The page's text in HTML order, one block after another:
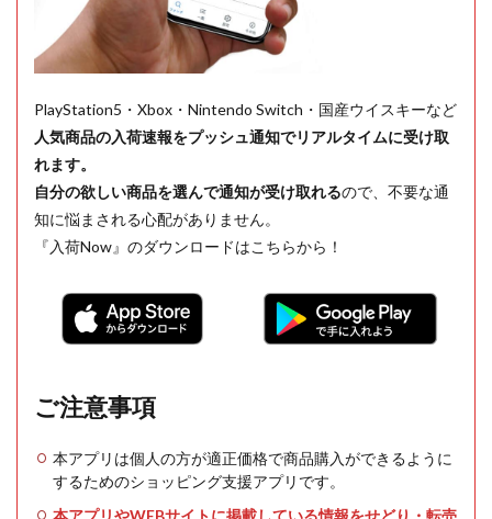
PlayStation5・Xbox・Nintendo Switch・国産ウイスキーなど
人気商品の入荷速報をプッシュ通知でリアルタイムに受け取
れます。
自分の欲しい商品を選んで通知が受け取れるので、不要な通
知に悩まされる心配がありません。
『入荷Now』のダウンロードはこちらから！
ご注意事項
本アプリは個人の方が適正価格で商品購入ができるように
するためのショッピング支援アプリです。
本アプリやWEBサイトに掲載している情報をせどり・転売